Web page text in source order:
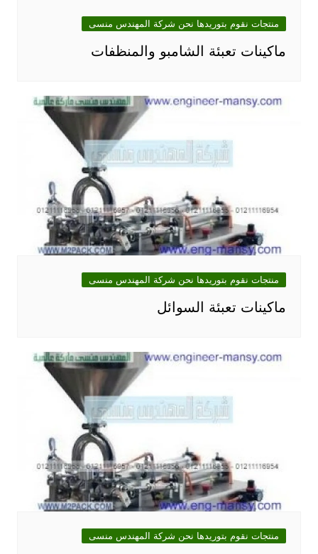
منتجات نقوم بتوريدها نحن شركة المهندس منسى
ماكينات تعبئة الشامبو والمنظفات
منتجات نقوم بتوريدها نحن شركة المهندس منسى
ماكينات تعبئة السوائل
منتجات نقوم بتوريدها نحن شركة المهندس منسى